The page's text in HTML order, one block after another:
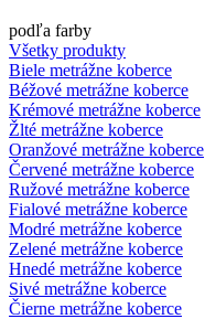
podľa farby
Všetky produkty
Biele metrážne koberce
Béžové metrážne koberce
Krémové metrážne koberce
Žlté metrážne koberce
Oranžové metrážne koberce
Červené metrážne koberce
Ružové metrážne koberce
Fialové metrážne koberce
Modré metrážne koberce
Zelené metrážne koberce
Hnedé metrážne koberce
Sivé metrážne koberce
Čierne metrážne koberce